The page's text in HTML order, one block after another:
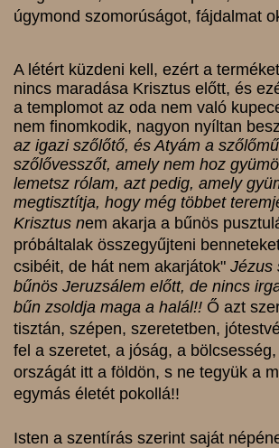
úgymond szomorúságot, fájdalmat
A létért küzdeni kell, ezért a
nincs maradása Krisztus előtt, és
a templomot az oda nem való
nem finomkodik, nagyon nyíltan
az igazi szőlőtő, és Atyám a
szőlővesszőt, amely nem hoz
lemetsz rólam, azt pedig, amely
megtisztítja, hogy még többet
Krisztus nem akarja a bűnös
próbáltalak összegyűjteni
csibéit, de hát nem akarjátok" Jézus
bűnös Jeruzsálem előtt, de nincs
bűn zsoldja maga a halál!! Ő azt
tisztán, szépen, szeretetben,
fel a szeretet, a jóság, a
országát itt a földön, s ne tegyük a
egymás életét pokollá!!
Isten a szentírás szerint saját